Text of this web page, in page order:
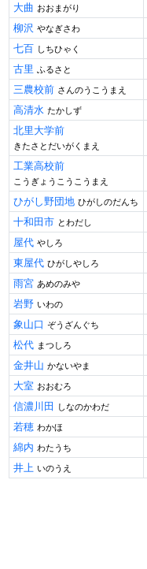
大曲 おおまがり
柳沢 やなぎさわ
七百 しちひゃく
古里 ふるさと
三農校前 さんのうこうまえ
高清水 たかしず
北里大学前
きたさとだいがくまえ
工業高校前
こうぎょうこうこうまえ
ひがし野団地 ひがしのだんち
十和田市 とわだし
屋代 やしろ
東屋代 ひがしやしろ
雨宮 あめのみや
岩野 いわの
象山口 ぞうざんぐち
松代 まつしろ
金井山 かないやま
大室 おおむろ
信濃川田
しなのかわだ
若穂 わかほ
綿内 わたうち
井上 いのうえ